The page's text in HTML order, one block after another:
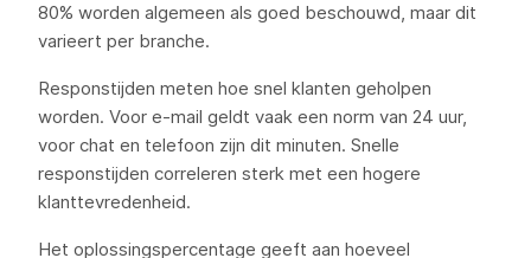
80% worden algemeen als goed beschouwd, maar dit
varieert per branche.
Responstijden meten hoe snel klanten geholpen
worden. Voor e-mail geldt vaak een norm van 24 uur,
voor chat en telefoon zijn dit minuten. Snelle
responstijden correleren sterk met een hogere
klanttevredenheid.
Het oplossingspercentage geeft aan hoeveel